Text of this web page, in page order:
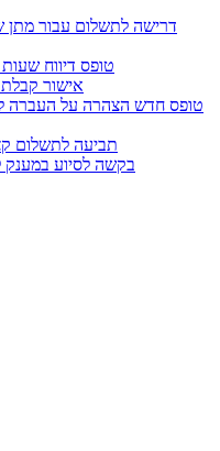
2356 – טופס דיווח
2357 – אישור
266 – תביעה
267 – בקשה לסיוע